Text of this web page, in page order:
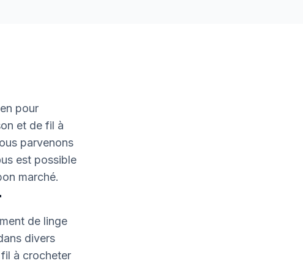
pour
et de fil à
parvenons
est possible
marché.
de linge
divers
à crocheter